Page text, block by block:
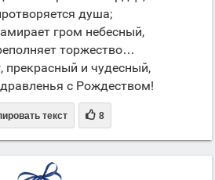
душа;
гром небесный,
торжество…
прекрасный и чудесный,
с Рождеством!
текст  8